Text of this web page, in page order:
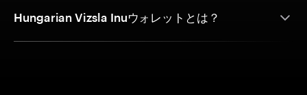
Hungarian Vizsla Inuウォレットとは？